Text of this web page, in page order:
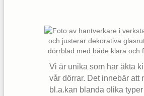
Vi är unika som har äkta
vår dörrar. Det innebär att
bl.a.kan blanda olika